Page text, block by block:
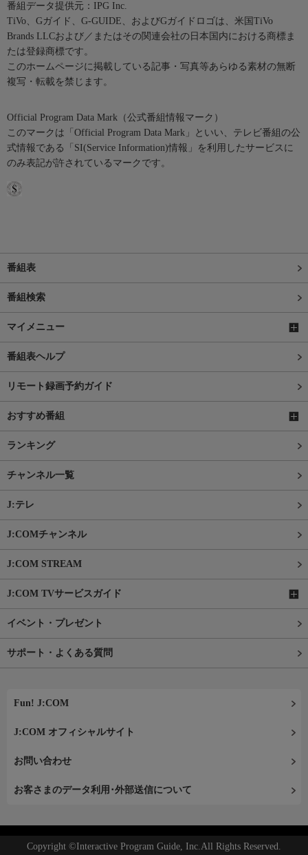
番組データ提供元：IPG Inc.
TiVo、Gガイド、G-GUIDE、およびGガイドロゴは、米国TiVo
Brands LLCおよび／またはその関連会社の日本国内における商標ま
たは登録商標です。
このホームページに掲載している記事・写真等あらゆる素材の無断
複写・転載を禁じます。
Official Program Data Mark（公式番組情報マーク）
このマークは「Official Program Data Mark」といい、テレビ番組の公
式情報である「SI(Service Information)情報」を利用したサービスに
のみ表記が許されているマークです。
番組表
番組検索
マイメニュー
番組表ヘルプ
リモート録画予約ガイド
おすすめ番組
ランキング
チャンネル一覧
J:テレ
J:COMチャンネル
J:COM STREAM
J:COM TVサービスガイド
イベント・プレゼント
サポート・よくある質問
Fun! J:COM
J:COM オフィシャルサイト
お問い合わせ
お客さまのデータ利用･外部送信について
Copyright ©Interactive Program Guide, Inc.All Rights Reserved.